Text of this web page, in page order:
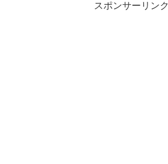
スポンサーリンク